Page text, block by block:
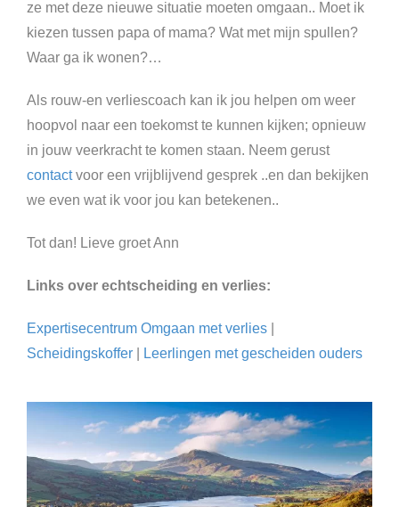
ze met deze nieuwe situatie moeten omgaan.. Moet ik
kiezen tussen papa of mama? Wat met mijn spullen?
Waar ga ik wonen?…
Als rouw-en verliescoach kan ik jou helpen om weer
hoopvol naar een toekomst te kunnen kijken; opnieuw
in jouw veerkracht te komen staan. Neem gerust
contactvoor een vrijblijvend gesprek ..en dan bekijken
we even wat ik voor jou kan betekenen..
Tot dan! Lieve groet Ann
Links over echtscheiding en verlies:
Expertisecentrum Omgaan met verlies|
Scheidingskoffer| Leerlingen met gescheiden ouders